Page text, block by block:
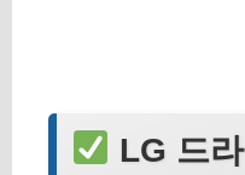
LG 드